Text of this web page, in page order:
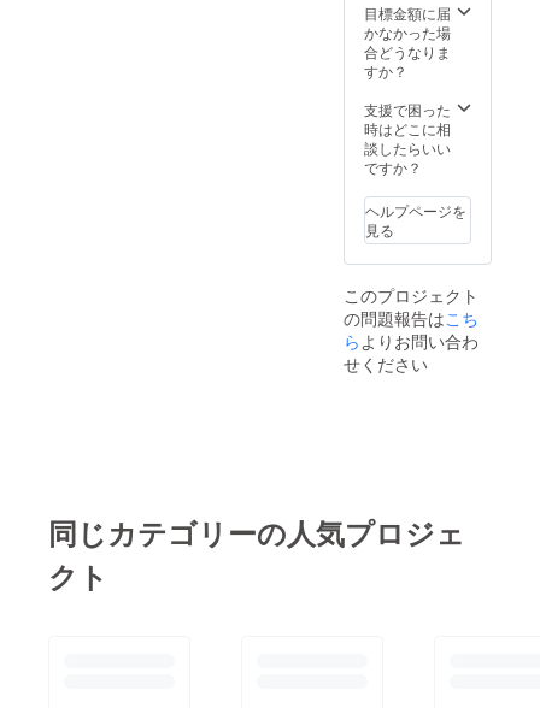
目標金額に届
かなかった場
合どうなりま
すか？
支援で困った
時はどこに相
談したらいい
ですか？
ヘルプページを
見る
このプロジェクト
の問題報告はこち
ら よりお問い合わ
せください
同じカテゴリーの人気プロジェ
クト